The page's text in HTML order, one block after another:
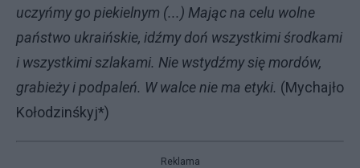
uczyńmy go piekielnym (...) Mając na celu wolne
państwo ukraińskie, idźmy doń wszystkimi środkami
i wszystkimi szlakami. Nie wstydźmy się mordów,
grabieży i podpaleń. W walce nie ma etyki. (Mychajło
Kołodzinśkyj*)
Reklama